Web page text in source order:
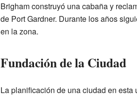
Brigham construyó una cabaña y
de Port Gardner. Durante los años
en la zona.
Fundación de la Ciudad
La planificación de una ciudad en